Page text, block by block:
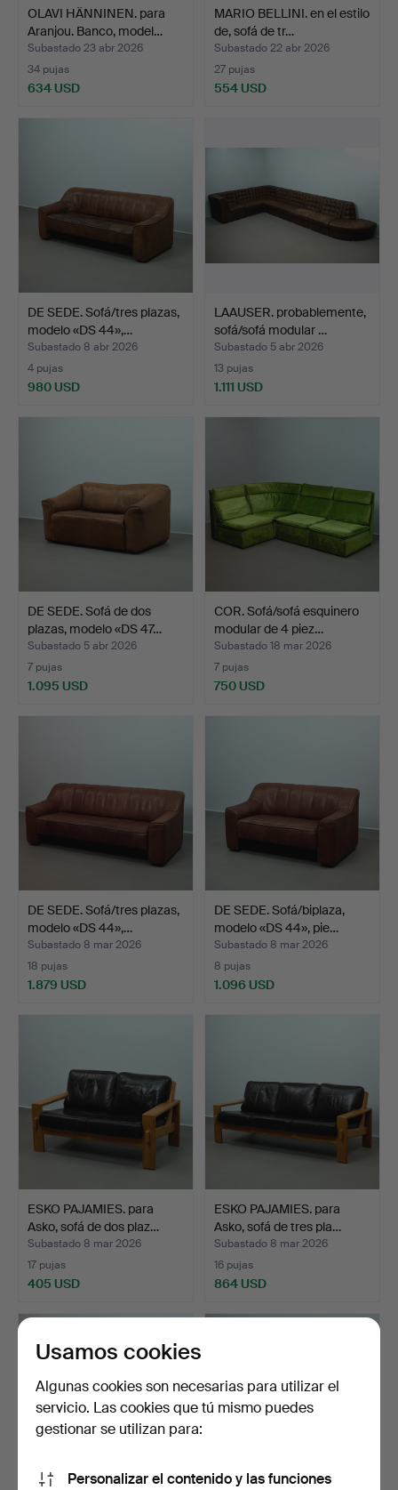
OLAVI HÄNNINEN. para
Aranjou. Banco, model…
Subastado 23 abr 2026
34 pujas
634 USD
MARIO BELLINI. en el estilo
de, sofá de tr…
Subastado 22 abr 2026
27 pujas
554 USD
DE SEDE. Sofá/tres plazas,
modelo «DS 44»,…
Subastado 8 abr 2026
4 pujas
980 USD
LAAUSER. probablemente,
sofá/sofá modular …
Subastado 5 abr 2026
13 pujas
1.111 USD
DE SEDE. Sofá de dos
plazas, modelo «DS 47…
Subastado 5 abr 2026
7 pujas
1.095 USD
COR. Sofá/sofá esquinero
modular de 4 piez…
Subastado 18 mar 2026
7 pujas
750 USD
DE SEDE. Sofá/tres plazas,
modelo «DS 44»,…
Subastado 8 mar 2026
18 pujas
1.879 USD
DE SEDE. Sofá/biplaza,
modelo «DS 44», pie…
Subastado 8 mar 2026
8 pujas
1.096 USD
ESKO PAJAMIES. para
Asko, sofá de dos plaz…
Subastado 8 mar 2026
17 pujas
405 USD
ESKO PAJAMIES. para
Asko, sofá de tres pla…
Subastado 8 mar 2026
16 pujas
864 USD
Usamos cookies
Algunas cookies son necesarias para utilizar el
servicio. Las cookies que tú mismo puedes
gestionar se utilizan para:
Personalizar el contenido y las funciones